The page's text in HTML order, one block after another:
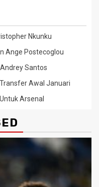
Nkunku
Ange Postecoglou
Santos
Awal Januari
Arsenal